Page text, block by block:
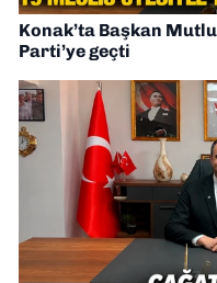
Konak’ta Başkan
Parti’ye geçti